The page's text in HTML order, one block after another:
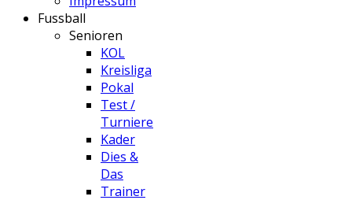
Fussball
Senioren
KOL
Kreisliga
Pokal
Test /
Turniere
Kader
Dies &
Das
Trainer